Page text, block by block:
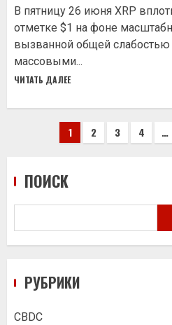
В пятницу 26 июня XRP
отметке $1 на фоне
вызванной общей
массовыми...
ЧИТАТЬ ДАЛЕЕ
Пагинация
1 2 3 4 …
ПОИСК
РУБРИКИ
CBDC